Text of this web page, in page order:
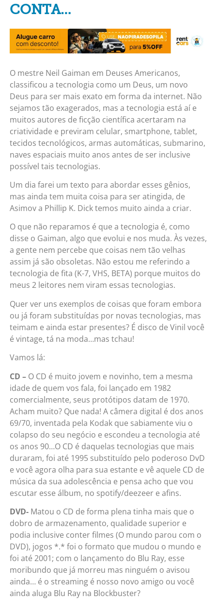
CONTA…
O mestre Neil Gaiman em Deuses Americanos,
classificou a tecnologia como um Deus, um novo
Deus para ser mais exato em forma da internet. Não
sejamos tão exagerados, mas a tecnologia está aí e
muitos autores de ficção científica acertaram na
criatividade e previram celular, smartphone, tablet,
tecidos tecnológicos, armas automáticas, submarino,
naves espaciais muito anos antes de ser inclusive
possível tais tecnologias.
Um dia farei um texto para abordar esses gênios,
mas ainda tem muita coisa para ser atingida, de
Asimov a Phillip K. Dick temos muito ainda a criar.
O que não reparamos é que a tecnologia é, como
disse o Gaiman, algo que evolui e nos muda. Às vezes,
a gente nem percebe que coisas nem tão velhas
assim já são obsoletas. Não estou me referindo a
tecnologia de fita (K-7, VHS, BETA) porque muitos do
meus 2 leitores nem viram essas tecnologias.
Quer ver uns exemplos de coisas que foram embora
ou já foram substituídas por novas tecnologias, mas
teimam e ainda estar presentes? É disco de Vinil você
é vintage, tá na moda…mas tchau!
Vamos lá:
CD – O CD é muito jovem e novinho, tem a mesma
idade de quem vos fala, foi lançado em 1982
comercialmente, seus protótipos datam de 1970.
Acham muito? Que nada! A câmera digital é dos anos
69/70, inventada pela Kodak que sabiamente viu o
colapso do seu negócio e escondeu a tecnologia até
os anos 90…O CD é daquelas tecnologias que mais
duraram, foi até 1995 substituído pelo poderoso DvD
e você agora olha para sua estante e vê aquele CD de
música da sua adolescência e pensa acho que vou
escutar esse álbum, no spotify/deezeer e afins.
DVD- Matou o CD de forma plena tinha mais que o
dobro de armazenamento, qualidade superior e
podia inclusive conter filmes (O mundo parou com o
DVD), jogos *.* foi o formato que mudou o mundo e
foi até 2001; com o lançamento do Blu Ray, esse
moribundo que já morreu mas ninguém o avisou
ainda… é o streaming é nosso novo amigo ou você
ainda aluga Blu Ray na Blockbuster?